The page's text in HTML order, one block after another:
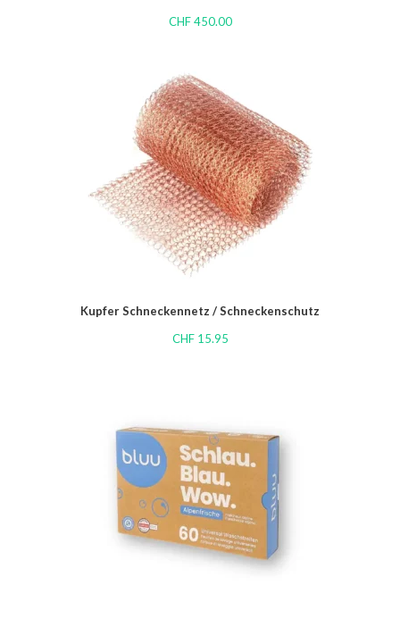
CHF450.00
Kupfer Schneckennetz / Schneckenschutz
CHF15.95